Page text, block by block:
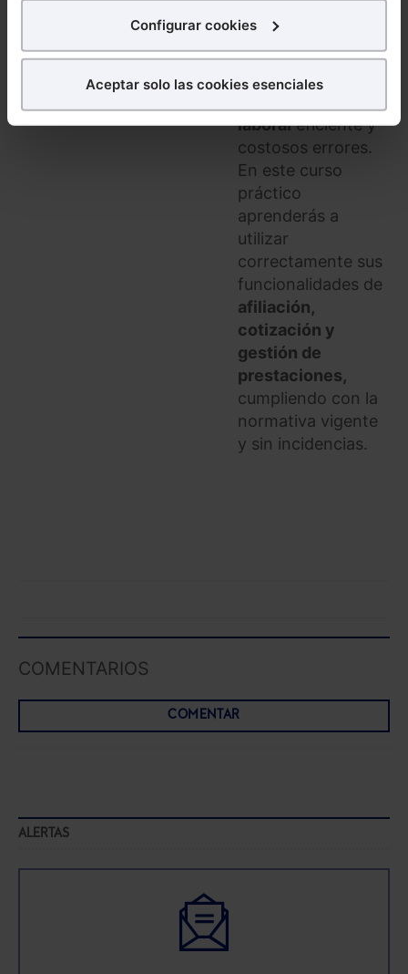
¿Qué puedes hacer?
en la web sea óptima
aceptar solo las esencialespara denegar
todas las cookies excepto aquellas imprescindibles.
las cookies y
seleccionar solo aquellas que quieras permitir en tu
navegador. Si no seleccionas ninguna utilizaremos
las que sean indispensables para la navegación.
Saber más acerca de las cookies
Configurar cookies
Aceptar solo las cookies esenciales
con la
Social, y dominarlo
marca la diferencia
laboraleficiente y
costosos errores.
En este curso
práctico
aprenderás a
utilizar
correctamente sus
funcionalidades de
afiliación,
cotización y
gestión de
prestaciones,
cumpliendo con la
normativa vigente
y sin incidencias.
COMENTARIOS
COMENTAR
ALERTAS